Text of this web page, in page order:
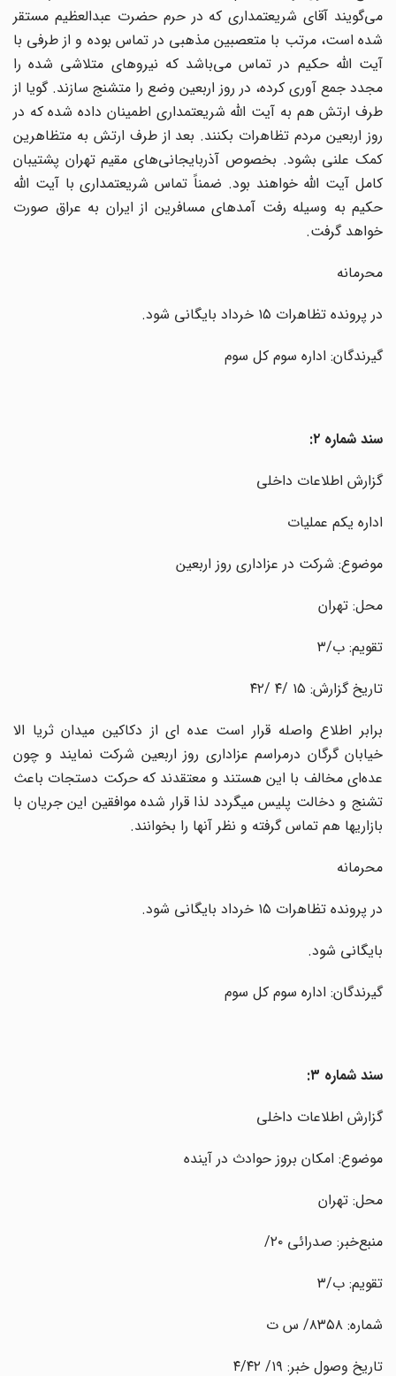
می‌گویند آقای شریعتمداری که در حرم حضرت عبدالعظیم مستقر
شده است، مرتب با متعصبین مذهبی در تماس بوده و از طرفی با
آیت الله حکیم در تماس می‌باشد که نیروهای متلاشی شده را
مجدد جمع آوری کرده، در روز اربعین وضع را متشنج سازند. گویا از
طرف ارتش هم به آیت الله شریعتمداری اطمینان داده شده که در
روز اربعین مردم تظاهرات بکنند. بعد از طرف ارتش به متظاهرین
کمک علنی بشود. بخصوص آذربایجانی‌های مقیم تهران پشتیبان
کامل آیت الله خواهند بود. ضمناً تماس شریعتمداری با آیت الله
حکیم به وسیله رفت آمدهای مسافرین از ایران به عراق صورت
خواهد گرفت.
محرمانه
در پرونده تظاهرات ۱۵ خرداد بایگانی شود.
گیرندگان: اداره‌ سوم کل سوم
سند شماره ۲:
گزارش اطلاعات داخلی
اداره یکم عملیات
موضوع: شرکت در عزاداری روز اربعین
محل: تهران
تقویم: ب/۳
تاریخ گزارش: ۱۵ /۴ /۴۲
برابر اطلاع واصله قرار است عده ای از دکاکین میدان ثریا الا
خیابان گرگان درمراسم عزاداری روز اربعین شرکت نمایند و چون
عده‌ای مخالف با این هستند و معتقدند که حرکت دستجات باعث
تشنج و دخالت پلیس میگردد لذا قرار شده موافقین این جریان با
بازاریها هم تماس گرفته و نظر آنها را بخوانند.
محرمانه
در پرونده تظاهرات ۱۵ خرداد بایگانی شود.
بایگانی شود.
گیرندگان: اداره‌ سوم کل سوم
سند شماره ۳:
گزارش اطلاعات داخلی
موضوع: امکان بروز حوادث در آینده
محل: تهران
منبع‌خبر: صدرائی ۲۰/
تقویم: ب/۳
شماره: ۸۳۵۸/ س ت
تاریخ وصول خبر: ۱۹/ ۴/۴۲